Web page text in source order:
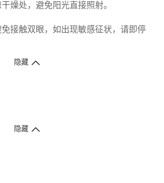
燥处，避免阳光直接照射。
接触双眼，如出现敏感征状，请即停
隐藏
产品除外 ）
隐藏